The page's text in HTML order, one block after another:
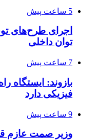
5 ساعت پیش
اجرای طرح‌های
توان داخلی
7 ساعت پیش
فیزیکی دارد
9 ساعت پیش
وزیر صمت عازم